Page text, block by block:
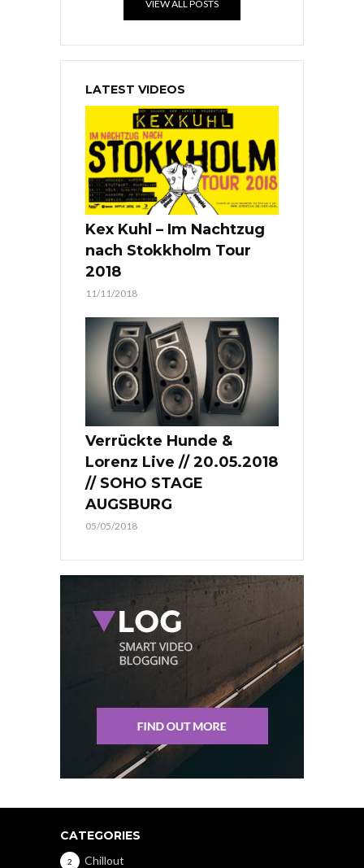
VIEW ALL POSTS
LATEST VIDEOS
Kex Kuhl – Im Nachtzug
nach Stokkholm Tour
2018
11/11/2018
Verrückte Hunde &
Lorenz Live // 20.05.2018
// SOHO STAGE
AUGSBURG
05/05/2018
CATEGORIES
Chillout
2